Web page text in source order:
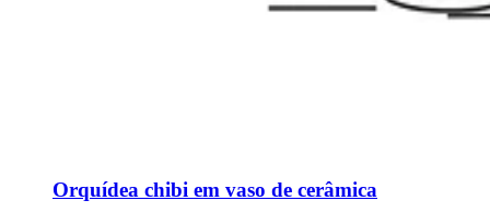
Orquídea chibi em vaso de cerâmica